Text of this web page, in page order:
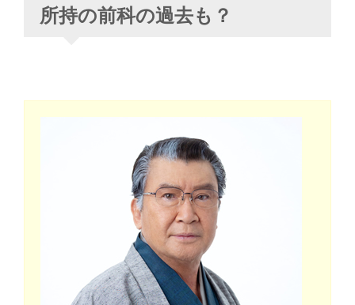
所持の前科の過去も？